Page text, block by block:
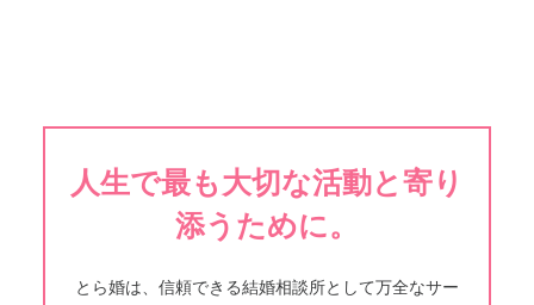
人生で最も大切な活動と寄り
添うために。
とら婚は、信頼できる結婚相談所として万全なサー